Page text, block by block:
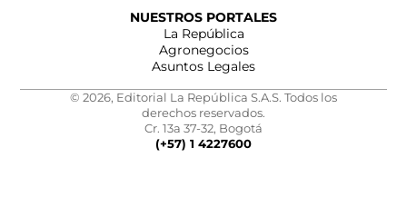
NUESTROS PORTALES
La República
Agronegocios
Asuntos Legales
© 2026, Editorial La República S.A.S. Todos los
derechos reservados.
Cr. 13a 37-32, Bogotá
(+57) 1 4227600